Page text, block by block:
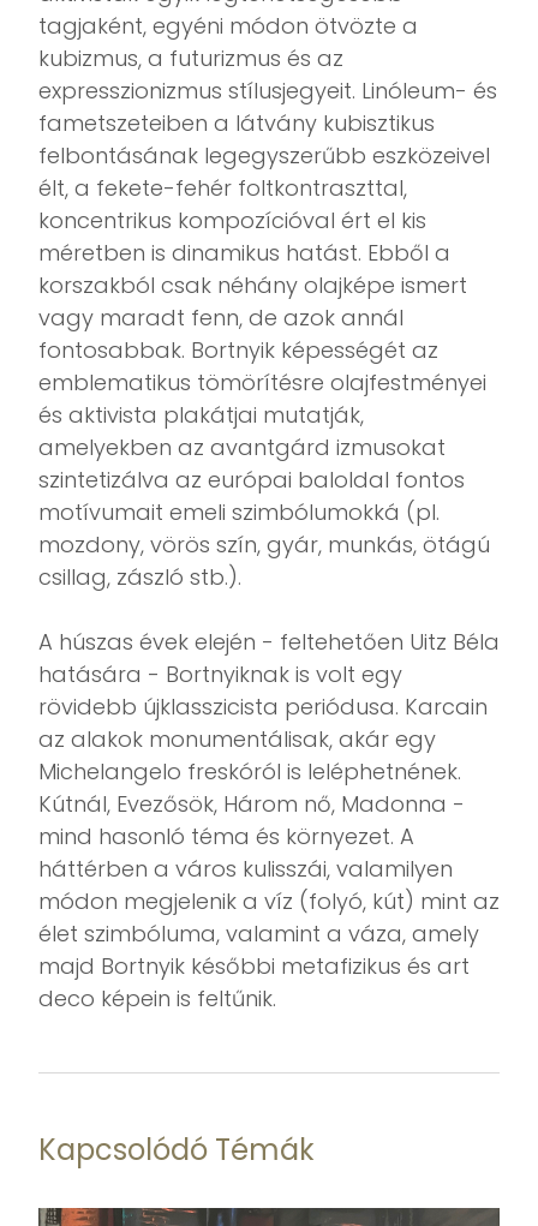
tagjaként, egyéni módon ötvözte a
kubizmus, a futurizmus és az
expresszionizmus stílusjegyeit. Linóleum- és
fametszeteiben a látvány kubisztikus
felbontásának legegyszerűbb eszközeivel
élt, a fekete-fehér foltkontraszttal,
koncentrikus kompozícióval ért el kis
méretben is dinamikus hatást. Ebből a
korszakból csak néhány olajképe ismert
vagy maradt fenn, de azok annál
fontosabbak. Bortnyik képességét az
emblematikus tömörítésre olajfestményei
és aktivista plakátjai mutatják,
amelyekben az avantgárd izmusokat
szintetizálva az európai baloldal fontos
motívumait emeli szimbólumokká (pl.
mozdony, vörös szín, gyár, munkás, ötágú
csillag, zászló stb.).
A húszas évek elején - feltehetően Uitz Béla
hatására - Bortnyiknak is volt egy
rövidebb újklasszicista periódusa. Karcain
az alakok monumentálisak, akár egy
Michelangelo freskóról is leléphetnének.
Kútnál, Evezősök, Három nő, Madonna -
mind hasonló téma és környezet. A
háttérben a város kulisszái, valamilyen
módon megjelenik a víz (folyó, kút) mint az
élet szimbóluma, valamint a váza, amely
majd Bortnyik későbbi metafizikus és art
deco képein is feltűnik.
Kapcsolódó Témák